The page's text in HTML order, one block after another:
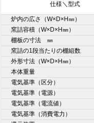
仕様＼型式
炉内の広さ（W×D×H㎜）
窯詰容積（W×D×H㎜）
棚板の寸法 ㎜
窯詰の1段当たりの棚組数
外形寸法（W×D×H㎜）
本体重量
電気基準（区分）
電気基準（電源）
電気基準（電流値）
電気基準（消費電力）